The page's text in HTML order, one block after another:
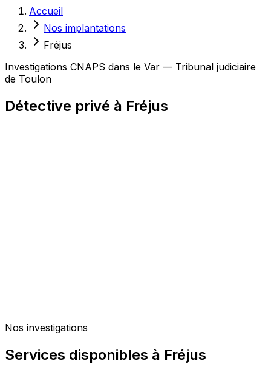
Accueil
Nos implantations
Fréjus
Investigations CNAPS dans le Var — Tribunal judiciaire
de Toulon
Détective privé à Fréjus
Nos investigations
Services disponibles à Fréjus